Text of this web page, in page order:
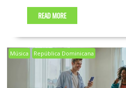
READ MORE
Música República Dominicana